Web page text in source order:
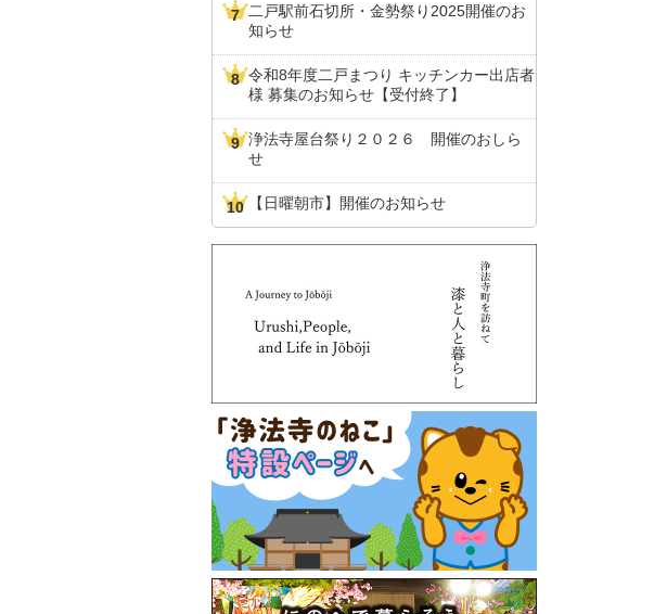
二戸駅前石切所・金勢祭り2025開催のお
知らせ
令和8年度二戸まつり キッチンカー出店者
様 募集のお知らせ【受付終了】
浄法寺屋台祭り２０２６ 開催のおしら
せ
【日曜朝市】開催のお知らせ